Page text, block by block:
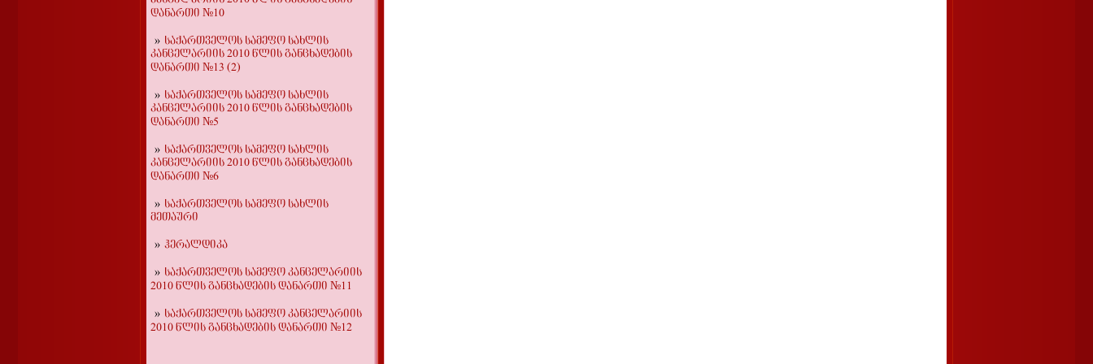
დანართი №10
საქართველოს სამეფო სახლის
კანცელარიის 2010 წლის განცხადების
დანართი №13 (2)
საქართველოს სამეფო სახლის
კანცელარიის 2010 წლის განცხადების
დანართი №5
საქართველოს სამეფო სახლის
კანცელარიის 2010 წლის განცხადების
დანართი №6
საქართველოს სამეფო სახლის
მეთაური
ჰერალდიკა
საქართველოს სამეფო კანცელარიის
2010 წლის განცხადების დანართი №11
საქართველოს სამეფო კანცელარიის
2010 წლის განცხადების დანართი №12